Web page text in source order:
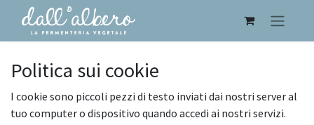
Politica sui cookie
I cookie sono piccoli pezzi di testo inviati dai nostri server al
tuo computer o dispositivo quando accedi ai nostri servizi.